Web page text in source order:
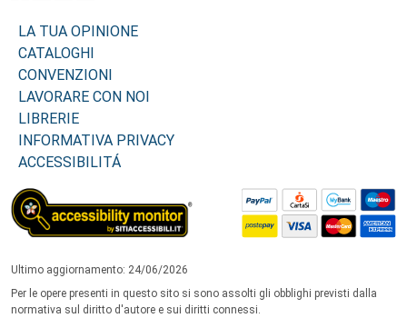
LA TUA OPINIONE
CATALOGHI
CONVENZIONI
LAVORARE CON NOI
LIBRERIE
INFORMATIVA PRIVACY
ACCESSIBILITÁ
Ultimo aggiornamento: 24/06/2026
Per le opere presenti in questo sito si sono assolti gli obblighi previsti dalla
normativa sul diritto d'autore e sui diritti connessi.